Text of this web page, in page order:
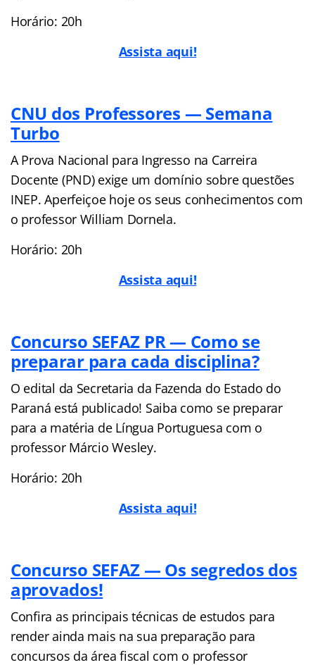
Horário: 20h
Assista aqui!
CNU dos Professores — Semana
Turbo
A Prova Nacional para Ingresso na Carreira
Docente (PND) exige um domínio sobre questões
INEP. Aperfeiçoe hoje os seus conhecimentos com
o professor William Dornela.
Horário: 20h
Assista aqui!
Concurso SEFAZ PR — Como se
preparar para cada disciplina?
O edital da Secretaria da Fazenda do Estado do
Paraná está publicado! Saiba como se preparar
para a matéria de Língua Portuguesa com o
professor Márcio Wesley.
Horário: 20h
Assista aqui!
Concurso SEFAZ — Os segredos dos
aprovados!
Confira as principais técnicas de estudos para
render ainda mais na sua preparação para
concursos da área fiscal com o professor